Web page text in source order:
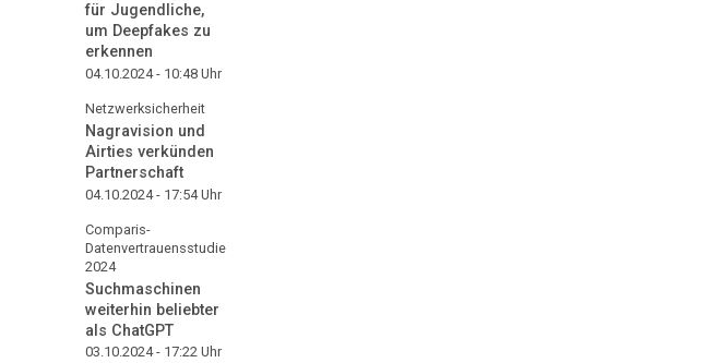
für Jugendliche,
um Deepfakes zu
erkennen
04.10.2024 - 10:48 Uhr
Netzwerksicherheit
Nagravision und
Airties verkünden
Partnerschaft
04.10.2024 - 17:54Uhr
Comparis-
Datenvertrauensstudie
2024
Suchmaschinen
weiterhin beliebter
als ChatGPT
03.10.2024 - 17:22 Uhr